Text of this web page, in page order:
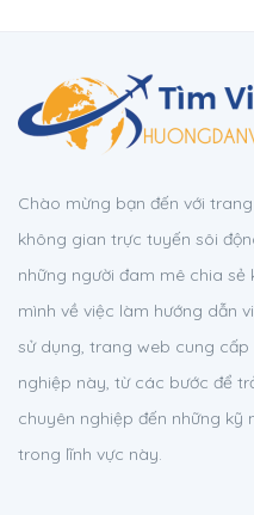
Chào mừng bạn đến với
không gian trực tuyến sôi
những người đam mê chia sẻ
mình về việc làm hướng dẫn
sử dụng, trang web cung
nghiệp này, từ các bước để
chuyên nghiệp đến những kỹ
trong lĩnh vực này.